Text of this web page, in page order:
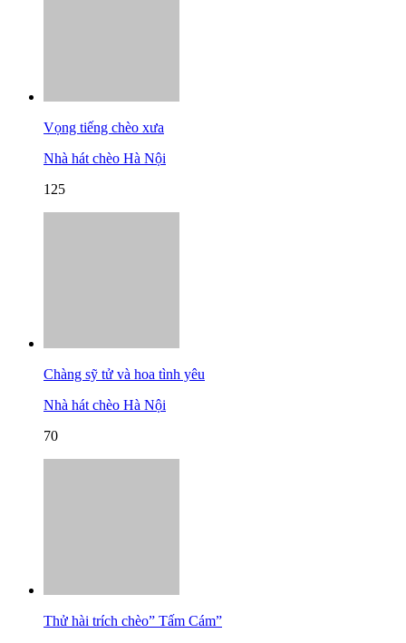
Vọng tiếng chèo xưa
Nhà hát chèo Hà Nội
125
Chàng sỹ tử và hoa tình yêu
Nhà hát chèo Hà Nội
70
Thử hài trích chèo” Tấm Cám”